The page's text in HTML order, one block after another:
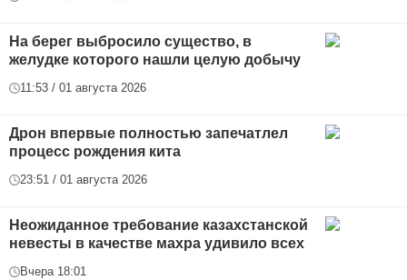
На берег выбросило существо, в
желудке которого нашли целую добычу
11:53 / 01 августа 2026
Дрон впервые полностью запечатлел
процесс рождения кита
23:51 / 01 августа 2026
Неожиданное требование казахстанской
невесты в качестве махра удивило всех
Вчера 18:01